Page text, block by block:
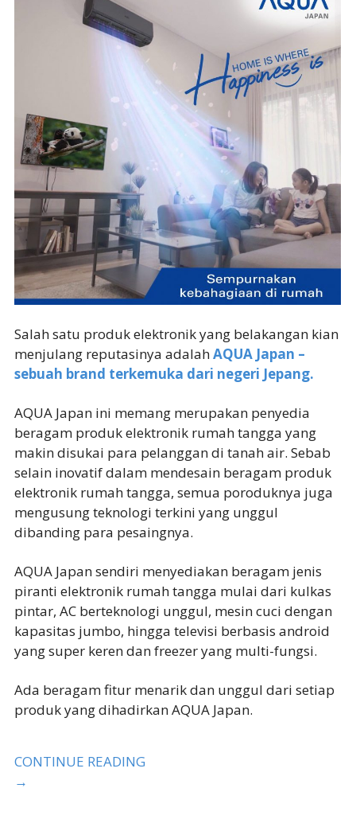
Salah satu produk elektronik yang belakangan kian
menjulang reputasinya adalahAQUA Japan –
sebuah brand terkemuka dari negeri Jepang.
AQUA Japan ini memang merupakan penyedia
beragam produk elektronik rumah tangga yang
makin disukai para pelanggan di tanah air. Sebab
selain inovatif dalam mendesain beragam produk
elektronik rumah tangga, semua poroduknya juga
mengusung teknologi terkini yang unggul
dibanding para pesaingnya.
AQUA Japan sendiri menyediakan beragam jenis
piranti elektronik rumah tangga mulai dari kulkas
pintar, AC berteknologi unggul, mesin cuci dengan
kapasitas jumbo, hingga televisi berbasis android
yang super keren dan freezer yang multi-fungsi.
Ada beragam fitur menarik dan unggul dari setiap
produk yang dihadirkan AQUA Japan.
CONTINUE READING
→